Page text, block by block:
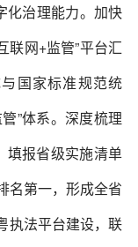
化治理能力。加快
联网+监管”平台汇
国家标准规范统
”体系。深度梳理
填报省级实施清单
名第一，形成全省
执法平台建设，联